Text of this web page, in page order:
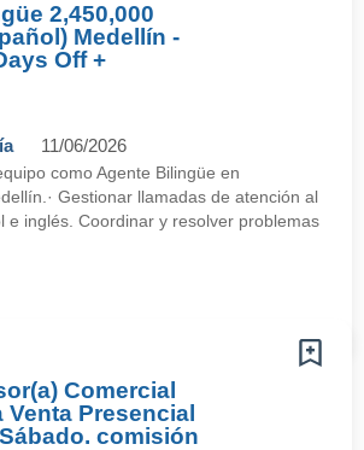
2,450,000
Medellín -
Off +
11/06/2026
como Agente Bilingüe en
Gestionar llamadas de atención al
e inglés. Coordinar y resolver problemas
Comercial
Presencial
comisión